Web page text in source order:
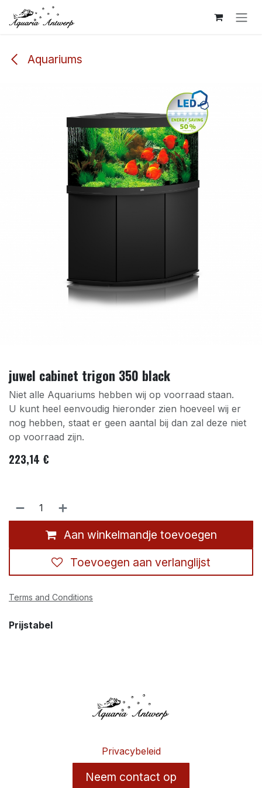
Overslaan naar inhoud
Aquariums
juwel cabinet trigon 350 black
Niet alle Aquariums hebben wij op voorraad staan.
U kunt heel eenvoudig hieronder zien hoeveel wij er
nog hebben, staat er geen aantal bij dan zal deze niet
op voorraad zijn.
223,14 €
Aan winkelmandje toevoegen
Toevoegen aan verlanglijst
Terms and Conditions
Prijstabel
Privacybeleid
Neem contact op